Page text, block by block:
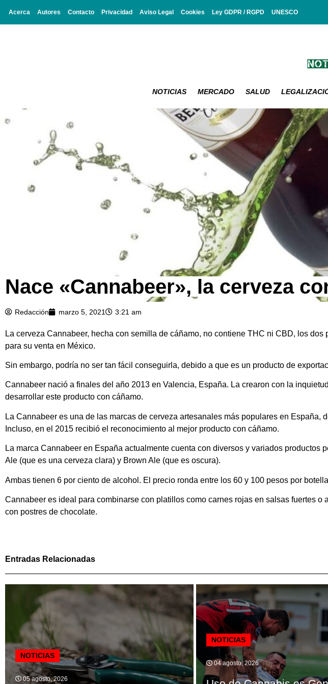
Acerca Autores Contacto Privacidad Aviso Legal Cookies Ley GDPR / RGPD UNESCO
NOTICIAS MERCADO SALUD
Nace «Cannabeer», la cerveza
Redacción marzo 5, 2021 3:21 am
La cerveza Cannabeer, hecha con semilla de cáñamo, no contiene THC ni CBD, los
para su venta en México.
Sin embargo, podría no ser tan fácil conseguirla, debido a que es un producto de
Cannabeer nació a finales del año 2013 en Valencia, España. La crearon con la
desarrollar este producto con cáñamo.
La Cannabeer es una de las marcas de cerveza artesanales más populares en
Incluso, en el 2015 recibió el reconocimiento al mejor producto con cáñamo.
La marca Cannabeer en España actualmente cuenta con diversos y variados productos
Ale (que es una cerveza clara) y Brown Ale (que es oscura).
Ambas tienen 6 por ciento de alcohol. El precio ronda entre los 60 y 100 pesos por
Cannabeer es ideal para combinarse con platillos como carnes rojas en salsas fuertes
con postres de chocolate.
Entradas Relacionadas
NOTICIAS
05 agosto, 2026
NOTICIAS
04 agosto, 2026